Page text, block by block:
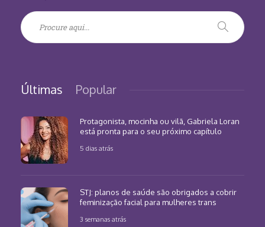
Últimas Popular
Protagonista, mocinha ou vilã, Gabriela Loran
está pronta para o seu próximo capítulo
5 dias atrás
STJ: planos de saúde são obrigados a cobrir
feminização facial para mulheres trans
3 semanas atrás